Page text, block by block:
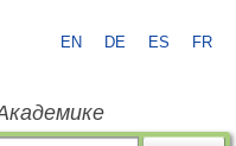
EN DE ES FR